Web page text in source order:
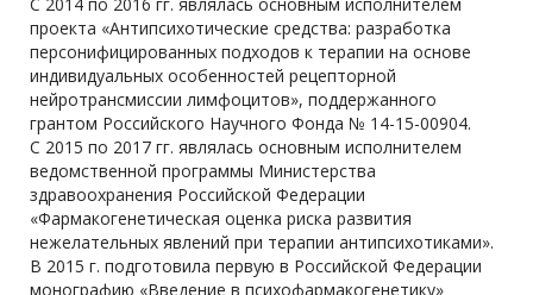
проекта «Антипсихотические средства: разработка
персонифицированных подходов к терапии на основе
индивидуальных особенностей рецепторной
нейротрансмиссии лимфоцитов», поддержанного
грантом Российского Научного Фонда № 14-15-00904.
С 2015 по 2017 гг. являлась основным исполнителем
ведомственной программы Министерства
здравоохранения Российской Федерации
«Фармакогенетическая оценка риска развития
нежелательных явлений при терапии антипсихотиками».
В 2015 г. подготовила первую в Российской Федерации
монографию «Введение в психофармакогенетику»